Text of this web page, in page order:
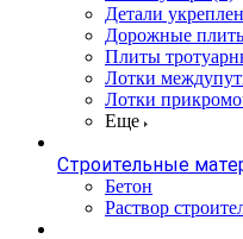
Детали
Дорожные
Плиты
Лотки
Лотки
Еще
Строительные
Бетон
Раствор